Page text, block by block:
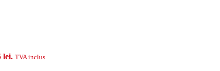
lei. TVA inclus